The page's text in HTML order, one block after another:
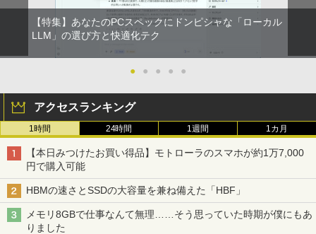
【特集】あなたのPCスペックにドンピシャな「ローカル
LLM」の選び方と快適化テク
● ● ● ● ●
アクセスランキング
1時間 24時間 1週間 1カ月
【本日みつけたお買い得品】モトローラのスマホが約1万7,000
円で購入可能
HBMの速さとSSDの大容量を兼ね備えた「HBF」
メモリ8GBで仕事なんて無理……そう思っていた時期が僕にもあ
りました